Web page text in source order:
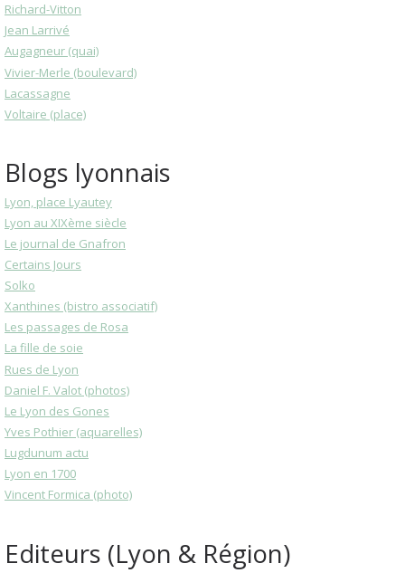
Richard-Vitton
Jean Larrivé
Augagneur (quai)
Vivier-Merle (boulevard)
Lacassagne
Voltaire (place)
Blogs lyonnais
Lyon, place Lyautey
Lyon au XIXème siècle
Le journal de Gnafron
Certains Jours
Solko
Xanthines (bistro associatif)
Les passages de Rosa
La fille de soie
Rues de Lyon
Daniel F. Valot (photos)
Le Lyon des Gones
Yves Pothier (aquarelles)
Lugdunum actu
Lyon en 1700
Vincent Formica (photo)
Editeurs (Lyon & Région)